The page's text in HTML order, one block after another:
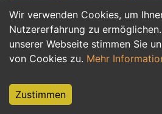
Wir verwenden Cookies, um
Nutzererfahrung zu
unserer Webseite stimmen Sie
von Cookies zu. Mehr
Zustimmen
Personalwesen Assistenz,
Hilfskräfte, Aushilfs- und
Weiterbildung, Studium, duale